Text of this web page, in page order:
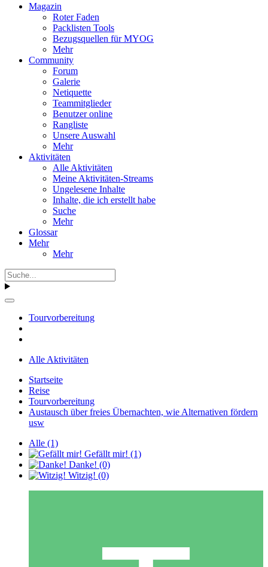
Magazin
Roter Faden
Packlisten Tools
Bezugsquellen für MYOG
Mehr
Community
Forum
Galerie
Netiquette
Teammitglieder
Benutzer online
Rangliste
Unsere Auswahl
Mehr
Aktivitäten
Alle Aktivitäten
Meine Aktivitäten-Streams
Ungelesene Inhalte
Inhalte, die ich erstellt habe
Suche
Mehr
Glossar
Mehr
Mehr
Tourvorbereitung
Alle Aktivitäten
Startseite
Reise
Tourvorbereitung
Austausch über freies Übernachten, wie Alternativen fördern
usw
Alle (1)
Gefällt mir! (1)
Danke! (0)
Witzig! (0)